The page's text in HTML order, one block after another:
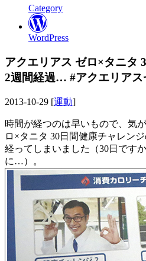
Category
WordPress
アクエリアス ゼロ×タニタ
2週間経過… #アクエリアス
2013-10-29 [運動]
時間が経つのは早いもので、気
ロ×タニタ 30日間健康チャレン
経ってしまいました（30日です
に…）。